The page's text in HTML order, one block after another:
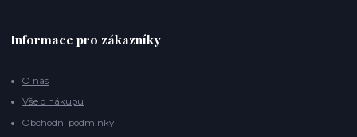
Informace pro zákazníky
O nás
Vše o nákupu
Obchodní podmínky